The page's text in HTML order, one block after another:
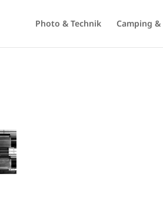
Photo & Technik Camping &